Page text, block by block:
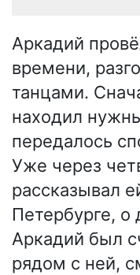
Аркадий
времени,
танцами.
находил
передалось
Уже через
рассказывал
Петербурге,
Аркадий был
рядом с ней,